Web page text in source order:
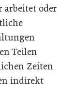
arbeitet oder
Teilen
Zeiten
indirekt